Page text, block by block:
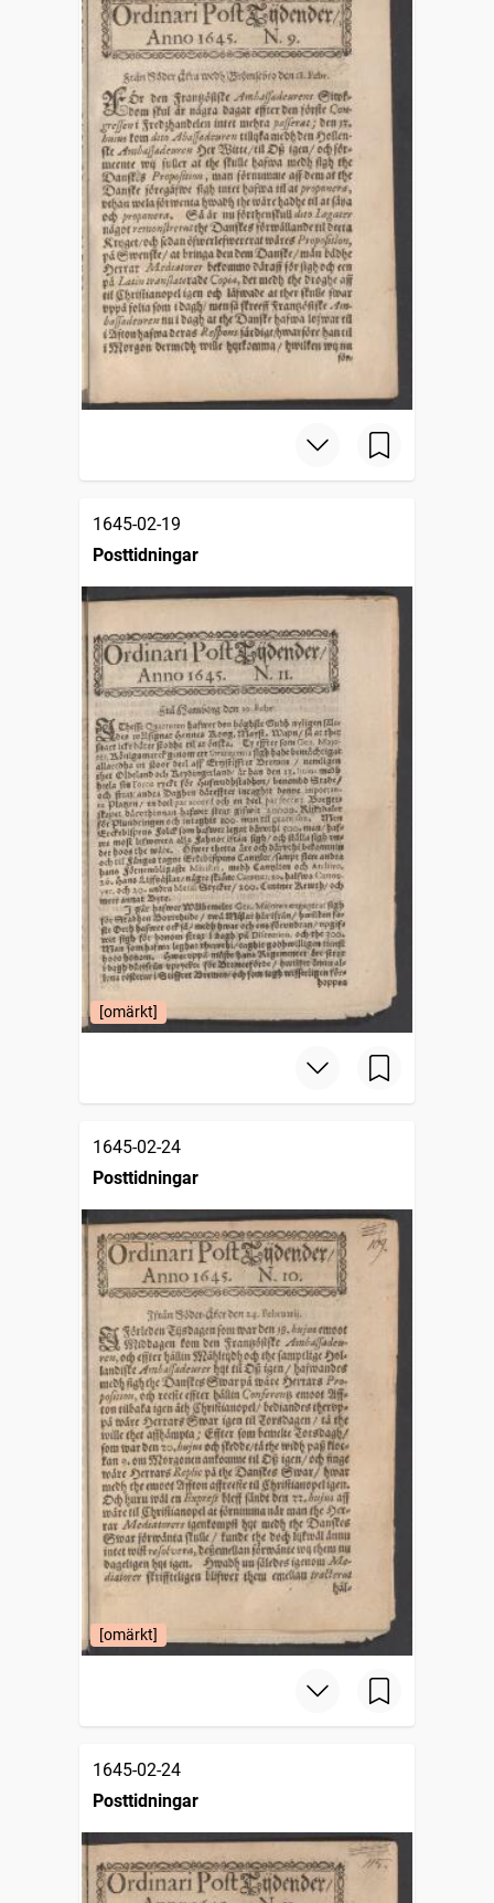
1645-02-19
Posttidningar
[omärkt]
1645-02-24
Posttidningar
[omärkt]
1645-02-24
Posttidningar